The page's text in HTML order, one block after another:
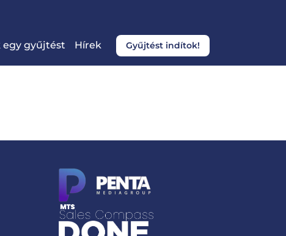
egy gyűjtést Hírek Gyűjtést indítok!